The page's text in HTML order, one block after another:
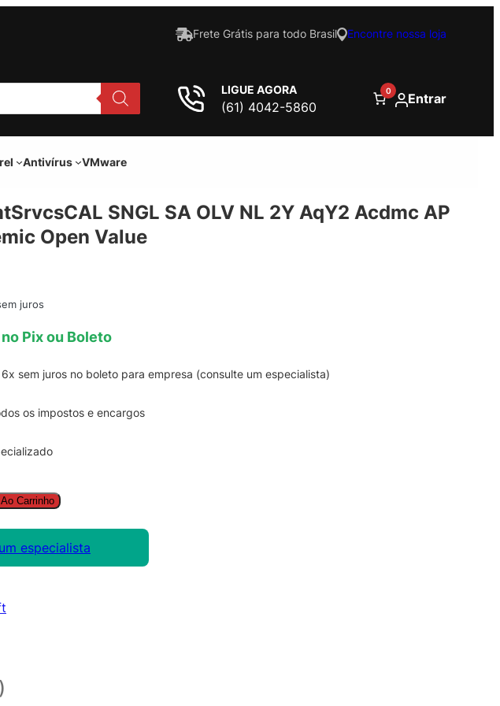
Frete Grátis para todo Brasil Encontre nossa loja
LIGUE AGORA
(61) 4042-5860
0 Entrar
Antivírus VMware
SNGL SA OLV NL 2Y AqY2 Acdmc AP
Open Value
juros
Pix ou Boleto
sem juros no boleto para empresa (consulte um especialista)
os impostos e encargos
Carrinho
especialista